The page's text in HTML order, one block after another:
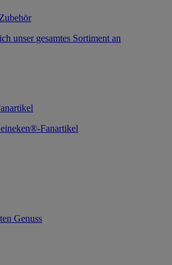
unser gesamtes Sortiment an
Fanartikel
Genuss